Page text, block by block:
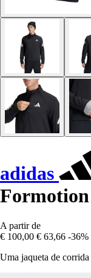
adidas
Formotion
A partir de
€ 100,00 € 63,66 -36%
Uma jaqueta de